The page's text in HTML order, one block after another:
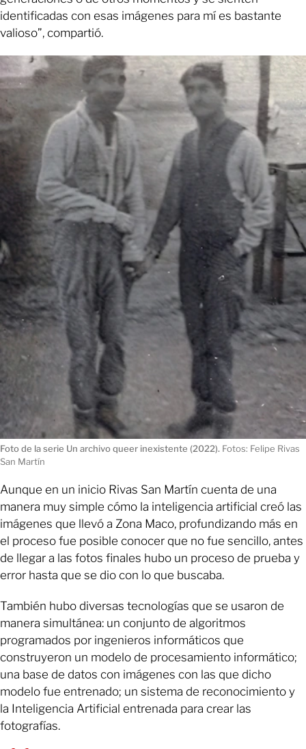
identificadas con esas imágenes para mí es bastante
valioso”, compartió.
Foto de la serie Un archivo queer inexistente (2022). Fotos: Felipe Rivas
San Martín
Aunque en un inicio Rivas San Martín cuenta de una
manera muy simple cómo la inteligencia artificial creó las
imágenes que llevó a Zona Maco, profundizando más en
el proceso fue posible conocer que no fue sencillo, antes
de llegar a las fotos finales hubo un proceso de prueba y
error hasta que se dio con lo que buscaba.
También hubo diversas tecnologías que se usaron de
manera simultánea: un conjunto de algoritmos
programados por ingenieros informáticos que
construyeron un modelo de procesamiento informático;
una base de datos con imágenes con las que dicho
modelo fue entrenado; un sistema de reconocimiento y
la Inteligencia Artificial entrenada para crear las
fotografías.